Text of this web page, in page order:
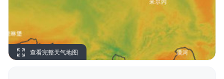
查看完整天气地图